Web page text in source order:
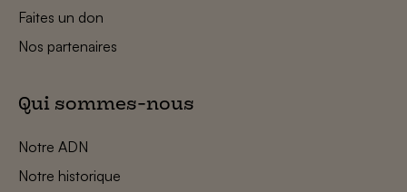
Faites un don
Nos partenaires
Qui sommes-nous
Notre ADN
Notre historique